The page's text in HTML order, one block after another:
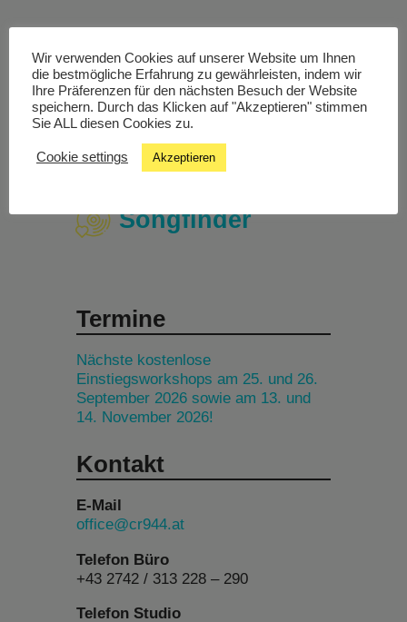
Livestream
Studiochat
Songfinder
Termine
Nächste kostenlose
Einstiegsworkshops am 25. und 26.
September 2026 sowie am 13. und
14. November 2026!
Kontakt
E-Mail
office@cr944.at
Telefon Büro
+43 2742 / 313 228 – 290
Telefon Studio
Wir verwenden Cookies auf unserer Website um Ihnen
die bestmögliche Erfahrung zu gewährleisten, indem wir
Ihre Präferenzen für den nächsten Besuch der Website
speichern. Durch das Klicken auf "Akzeptieren" stimmen
Sie ALL diesen Cookies zu.
Cookie settings Akzeptieren